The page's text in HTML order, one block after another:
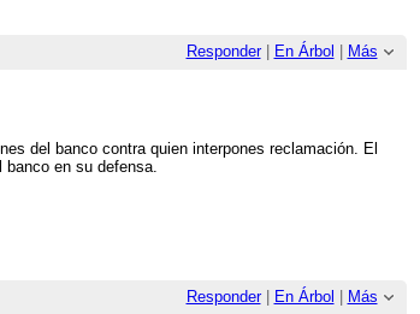
Responder| En Árbol Más
del banco contra quien interpones reclamación. El
banco en su defensa.
Responder| En Árbol Más